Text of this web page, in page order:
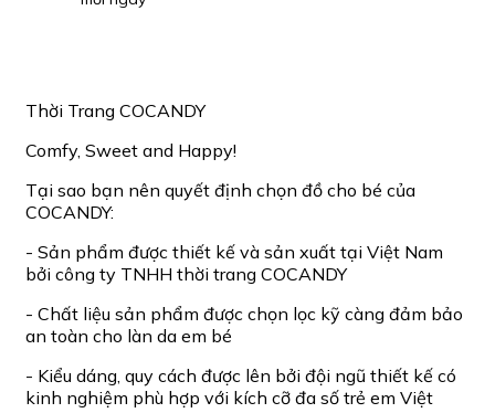
Thời Trang COCANDY
Comfy, Sweet and Happy!
Tại sao bạn nên quyết định chọn đồ cho bé của
COCANDY:
- Sản phẩm được thiết kế và sản xuất tại Việt Nam
bởi công ty TNHH thời trang COCANDY
- Chất liệu sản phẩm được chọn lọc kỹ càng đảm bảo
an toàn cho làn da em bé
- Kiểu dáng, quy cách được lên bởi đội ngũ thiết kế có
kinh nghiệm phù hợp với kích cỡ đa số trẻ em Việt